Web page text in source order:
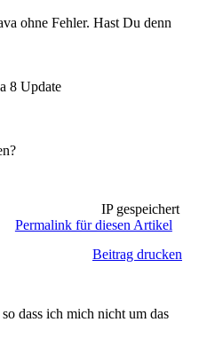
ohne Fehler. Hast Du denn
8 Update
IP gespeichert
Permalink für diesen Artikel
Beitrag drucken
dass ich mich nicht um das